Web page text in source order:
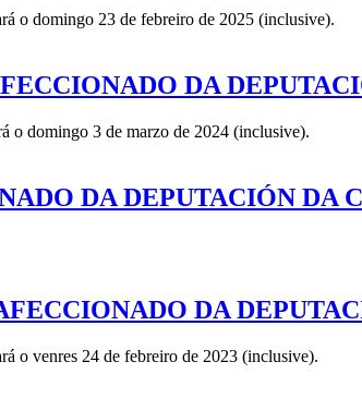
o domingo 23 de febreiro de 2025 (inclusive).
DA
o domingo 3 de marzo de 2024 (inclusive).
DA DEPUTACIÓN DA
DA
o venres 24 de febreiro de 2023 (inclusive).